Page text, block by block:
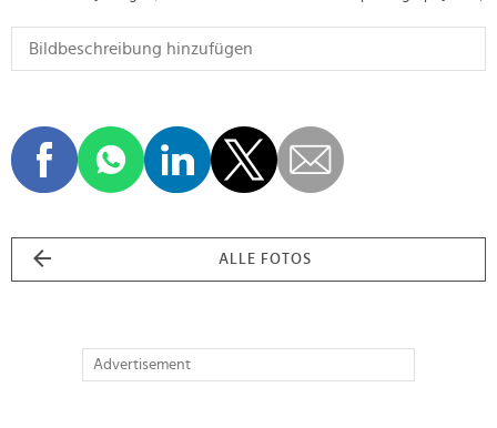
ALLE FOTOS
Advertisement